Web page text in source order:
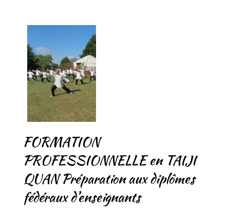
FORMATION
PROFESSIONNELLE en TAIJI
QUAN Préparation aux diplômes
fédéraux d’enseignants